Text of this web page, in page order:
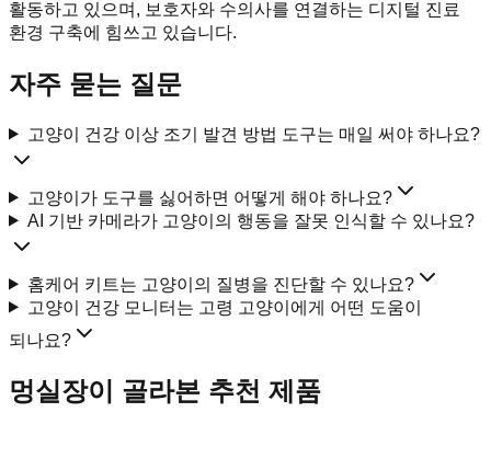
활동하고 있으며, 보호자와 수의사를 연결하는 디지털 진료
환경 구축에 힘쓰고 있습니다.
자주 묻는 질문
고양이 건강 이상 조기 발견 방법 도구는 매일 써야 하나요?
고양이가 도구를 싫어하면 어떻게 해야 하나요?
AI 기반 카메라가 고양이의 행동을 잘못 인식할 수 있나요?
홈케어 키트는 고양이의 질병을 진단할 수 있나요?
고양이 건강 모니터는 고령 고양이에게 어떤 도움이
되나요?
멍실장이 골라본 추천 제품